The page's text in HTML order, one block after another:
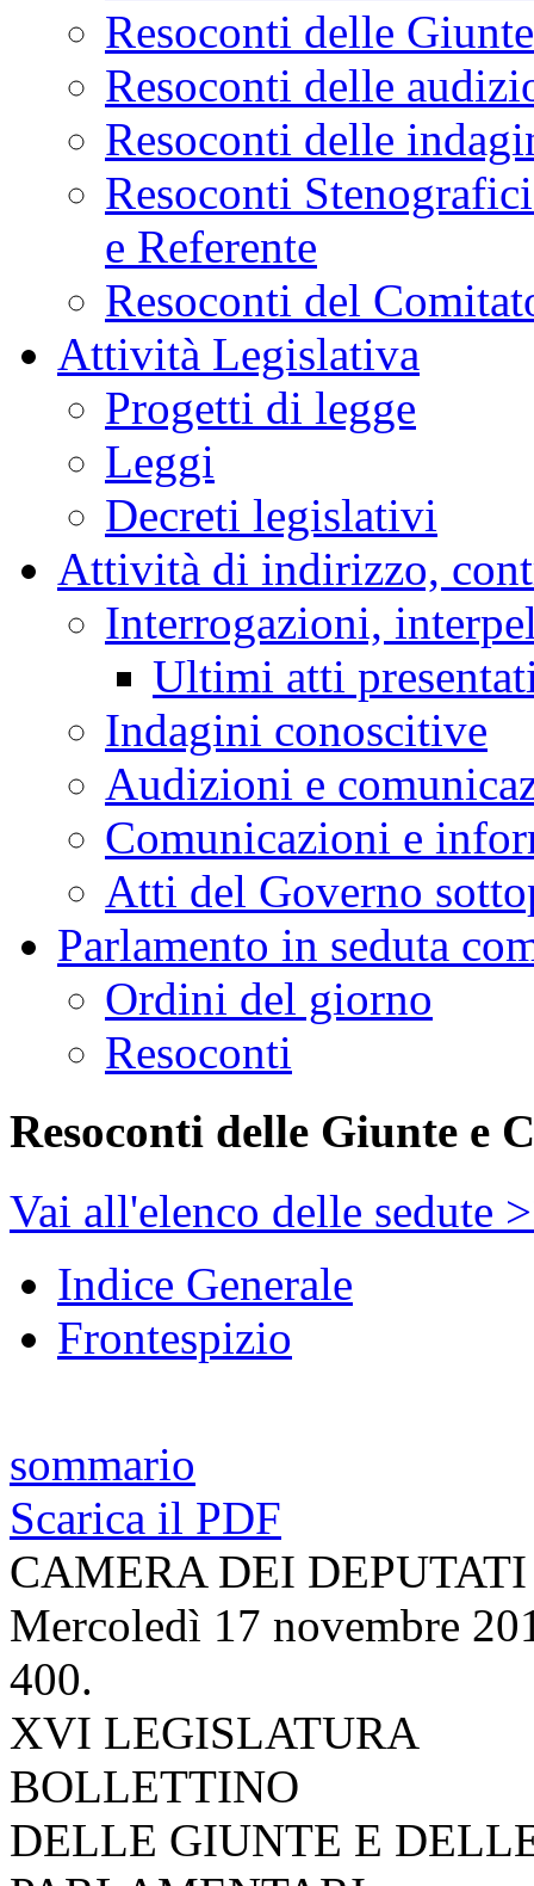
Resoconti delle
Resoconti delle
Resoconti delle
Resoconti
e Referente
Resoconti del
Attività Legislativa
Progetti di legge
Leggi
Decreti legislativi
Attività di indirizzo,
Interrogazioni,
Ultimi atti
Indagini conoscitive
Audizioni e
Comunicazioni e
Atti del Governo
Parlamento in seduta
Ordini del giorno
Resoconti
Resoconti delle Giunte e
Vai all'elenco delle sedute
Indice Generale
Frontespizio
sommario
Scarica il PDF
CAMERA DEI DEPUTATI
Mercoledì 17 novembre
400.
XVI LEGISLATURA
BOLLETTINO
DELLE GIUNTE E